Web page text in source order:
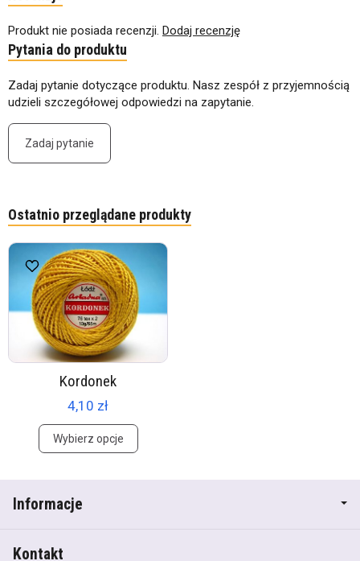
Produkt nie posiada recenzji. Dodaj recenzję
Pytania do produktu
Zadaj pytanie dotyczące produktu. Nasz zespół z przyjemnością
udzieli szczegółowej odpowiedzi na zapytanie.
Zadaj pytanie
Ostatnio przeglądane produkty
Kordonek
4,10 zł
Wybierz opcje
Informacje
Kontakt